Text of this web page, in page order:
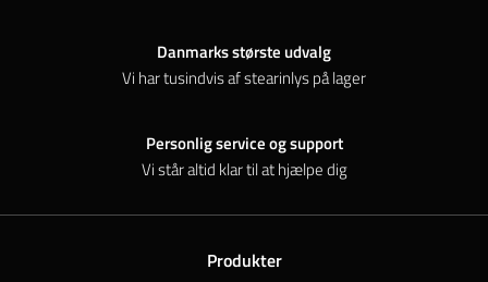
Danmarks største udvalg
Vi har tusindvis af stearinlys på lager
Personlig service og support
Vi står altid klar til at hjælpe dig
Produkter